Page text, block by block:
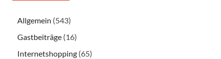
Allgemein (543)
Gastbeiträge (16)
Internetshopping (65)